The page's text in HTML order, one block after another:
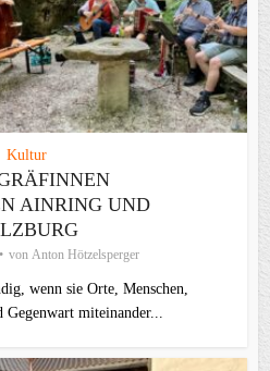
Kultur
AINRING UND
von Anton Hötzelsperger
wenn sie Orte, Menschen,
Gegenwart miteinander...